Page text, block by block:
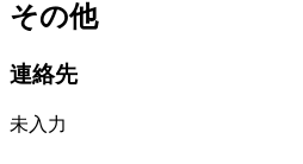
その他
連絡先
未入力